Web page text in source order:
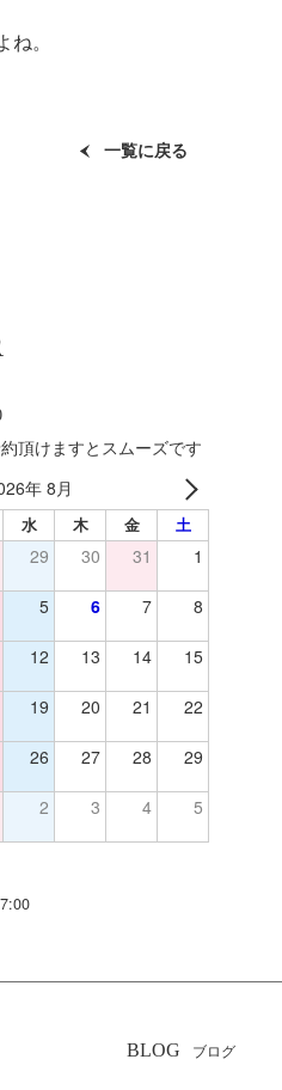
。
一覧に戻る
頂けますとスムーズです
年 8月
水 木 金 土
29 30 31 1
5 6 7 8
12 13 14 15
19 20 21 22
26 27 28 29
2 3 4 5
BLOG ブログ